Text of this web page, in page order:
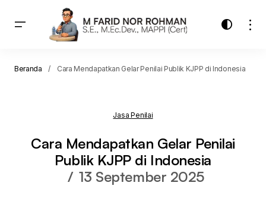
Beranda Cara Mendapatkan Gelar Penilai Publik KJPP di Indonesia
Jasa Penilai
Cara Mendapatkan Gelar Penilai
Publik KJPP di Indonesia
13 September 2025